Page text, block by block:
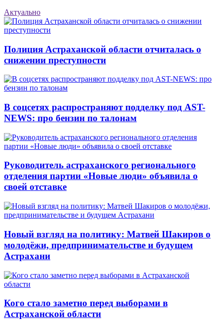
Актуально
Полиция Астраханской области отчиталась о
снижении преступности
В соцсетях распространяют подделку под AST-
NEWS: про бензин по талонам
Руководитель астраханского регионального
отделения партии «Новые люди» объявила о
своей отставке
Новый взгляд на политику: Матвей Шакиров о
молодёжи, предпринимательстве и будущем
Астрахани
Кого стало заметно перед выборами в
Астраханской области